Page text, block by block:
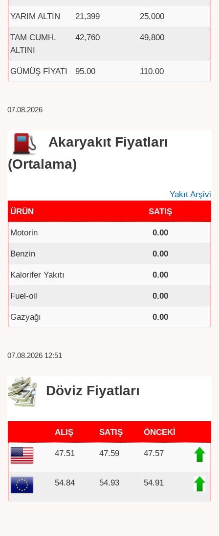
YARIM ALTIN 21,399 25,000
TAM CUMH.
ALTINI
42,760 49,800
GÜMÜŞ FİYATI 95.00 110.00
07.08.2026
Akaryakıt Fiyatları
(Ortalama)
Yakıt Arşivi
ÜRÜN
SATIŞ
Motorin 0.00
Benzin 0.00
Kalorifer Yakıtı 0.00
Fuel-oil 0.00
Gazyağı 0.00
07.08.2026 12:51
Döviz Fiyatları
ALIŞ SATIŞ ÖNCEKİ
47.51 47.59 47.57
54.84 54.93 54.91